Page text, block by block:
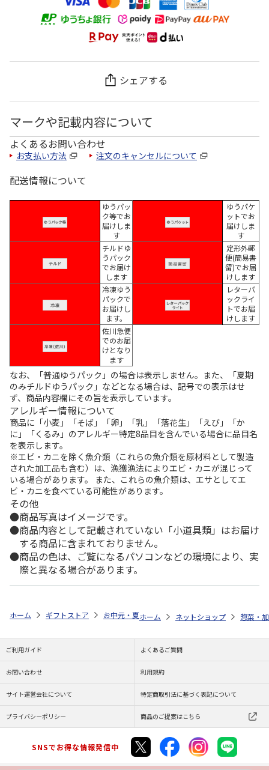
シェアする
マークや記載内容について
よくあるお問い合わせ
お支払い方法 注文のキャンセルについて
配送情報について
ゆうパッ
ク等でお
届けしま
す
ゆうパケ
ットでお
届けしま
す
チルドゆ
うパック
でお届け
します
定形外郵
便(簡易書
留)でお届
けします
冷凍ゆう
パックで
お届けし
ます。
レターパ
ックライ
トでお届
けします
佐川急便
でのお届
けとなり
ます
なお、「普通ゆうパック」の場合は表示しません。また、「夏期
のみチルドゆうパック」などとなる場合は、記号での表示はせ
ず、商品内容欄にその旨を表示しています。
アレルギー情報について
商品に「小麦」「そば」「卵」「乳」「落花生」「えび」「か
に」「くるみ」のアレルギー特定8品目を含んでいる場合に品目名
を表示します。
※エビ・カニを除く魚介類（これらの魚介類を原材料として製造
された加工品も含む）は、漁獲漁法によりエビ・カニが混じって
いる場合があります。 また、これらの魚介類は、エサとしてエ
ビ・カニを食べている可能性があります。
その他
商品写真はイメージです。
商品内容として記載されていない「小道具類」はお届け
する商品に含まれておりません。
商品の色は、ご覧になるパソコンなどの環境により、実
際と異なる場合があります。
ホーム ギフトストア お中元・夏ギフト特集 2026 ゆうゆうギフト
ホーム ネットショップ 惣菜・
ご利用ガイド よくあるご質問
お問い合わせ 利用規約
サイト運営会社について 特定商取引法に基づく表記について
プライバシーポリシー 商品のご提案はこちら
SNSでお得な情報発信中